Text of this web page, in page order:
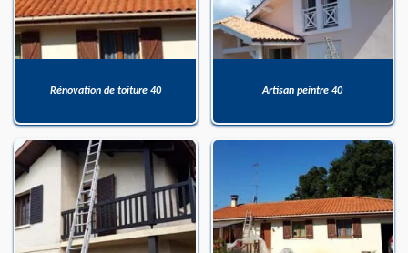
Rénovation de toiture 40 Artisan peintre 40